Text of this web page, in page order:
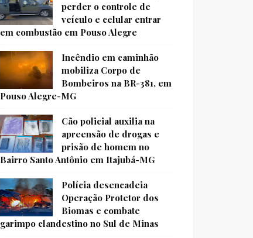
perder o controle de
veículo e celular entrar
em combustão em Pouso Alegre
Incêndio em caminhão
mobiliza Corpo de
Bombeiros na BR-381, em
Pouso Alegre-MG
Cão policial auxilia na
apreensão de drogas e
prisão de homem no
Bairro Santo Antônio em Itajubá-MG
Polícia desencadeia
Operação Protetor dos
Biomas e combate
garimpo clandestino no Sul de Minas